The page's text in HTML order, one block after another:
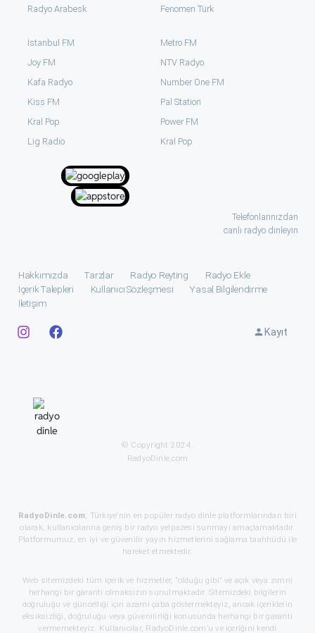
Radyo Arabesk
Fenomen Türk
İstanbul FM
Joy FM
Kafa Radyo
Kiss FM
Kral Pop
⁠Lig Radio
Metro FM
NTV Radyo
Number One FM
Pal Station
Power FM
Kral Pop
Telefonlarınızdan
canlı radyo dinleyin
Hakkımızda Tarzlar Radyo Reyting
Radyo Ekle
İçerik Talepleri
Kullanıcı Sözleşmesi
Yasal Bilgilendirme
İletişim
Kayıt
© Copyright 2024.
RadyoDinle.com
RadyoDinle.com; Türkiye’nin en popüler radyo dinle platformlarından biri
olarak, kullanıcılarına geniş bir radyo yelpazesi sunmayı amaçlamaktadır.
Platformumuz, en iyi ve güvenilir yayın hizmetlerini sağlama taahhüdü ile
hareket etmektedir.
Web sitemizdeki tüm içerik ve hizmetler, “olduğu gibi” ve açık veya zımni
herhangi bir garanti olmaksızın sunulmaktadır. Sitemizdeki bilgilerin
doğruluğu ve güncelliği için azami çaba göstermekteyiz, ancak içeriklerin
eksiksizliği, doğruluğu veya güvenilirliği konusunda herhangi bir garanti
vermemekteyiz. Kullanıcılar, RadyoDinle.com’u ve içeriğini kendi